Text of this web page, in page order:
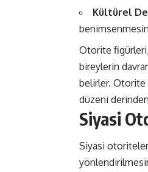
Kültürel
Otorite
bireylerin
belirler. Otorite
düzeni
Siyasi
Siyasi